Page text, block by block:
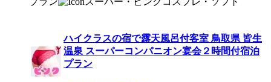
ハイクラスの宿で露天風呂付客室 鳥取県 皆生
温泉 スーパーコンパニオン宴会２時間付宿泊
プラン